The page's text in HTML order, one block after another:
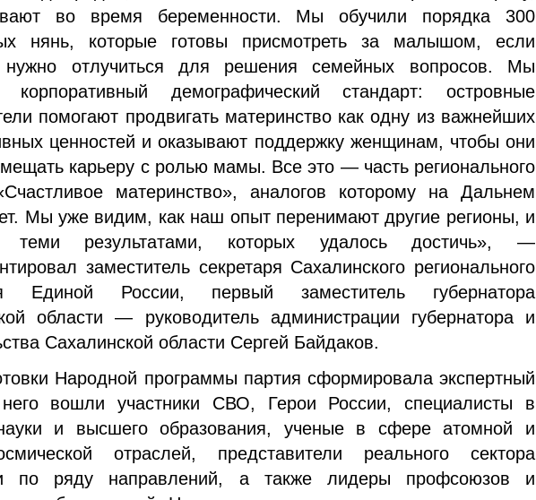
во время беременности. Мы обучили порядка 300
нянь, которые готовы присмотреть за малышом, если
отлучиться для решения семейных вопросов. Мы
корпоративный демографический стандарт: островные
помогают продвигать материнство как одну из важнейших
ценностей и оказывают поддержку женщинам, чтобы они
карьеру с ролью мамы. Все это — часть регионального
материнство», аналогов которому на Дальнем
Мы уже видим, как наш опыт перенимают другие регионы, и
теми результатами, которых удалось достичь», —
заместитель секретаря Сахалинского регионального
Единой России, первый заместитель губернатора
области — руководитель администрации губернатора и
Сахалинской области Сергей Байдаков.
Народной программы партия сформировала экспертный
вошли участники СВО, Герои России, специалисты в
и высшего образования, ученые в сфере атомной и
отраслей, представители реального сектора
по ряду направлений, а также лидеры профсоюзов и